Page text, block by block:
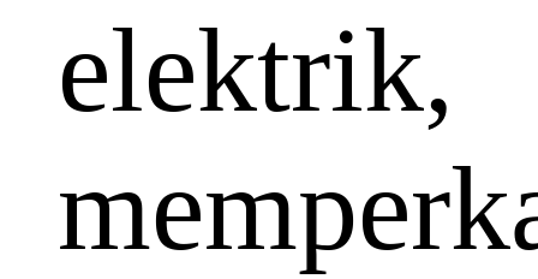
elektrik,